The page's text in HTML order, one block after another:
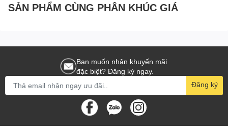
SẢN PHẨM CÙNG PHÂN KHÚC GIÁ
Bạn muốn nhận khuyến mãi
đặc biệt? Đăng ký ngay.
Đăng ký